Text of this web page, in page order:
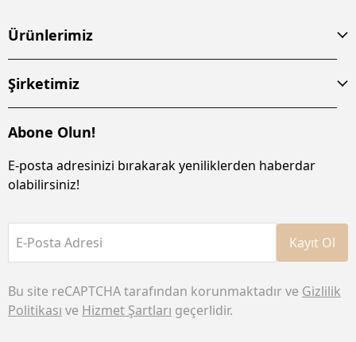
Ürünlerimiz
Şirketimiz
Abone Olun!
E-posta adresinizi bırakarak yeniliklerden haberdar
olabilirsiniz!
E-Posta Adresi Kayıt Ol
Bu site reCAPTCHA tarafından korunmaktadır ve Gizlilik
Politikası ve Hizmet Şartları geçerlidir.